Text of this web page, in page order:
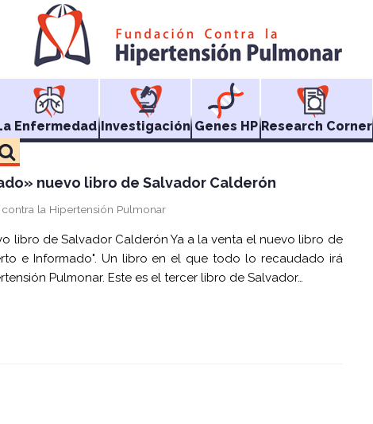
Enfermedad Investigación Genes HP Research Corner
nuevo libro de Salvador Calderón
la Hipertensión Pulmonar
libro de Salvador Calderón Ya a la venta el nuevo libro de
e Informado". Un libro en el que todo lo recaudado irá
Pulmonar. Este es el tercer libro de Salvador…